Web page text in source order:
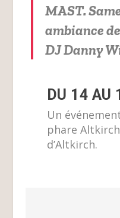
MAST.
ambiance
DJ Danny
DU 14 AU
Un
phare
d’Altkirch.